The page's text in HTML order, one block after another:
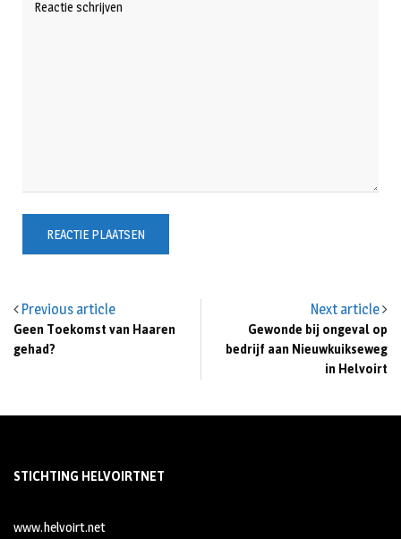
Previous article
Geen Toekomst van Haaren
gehad?
Next article
Gewonde bij ongeval op
bedrijf aan Nieuwkuikseweg
in Helvoirt
STICHTING HELVOIRTNET
www.helvoirt.net